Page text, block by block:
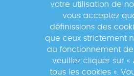
Inscrivez-vous à la
suivre les actualités du
!
votre utilisation de
vous acceptez
définissions des
que ceux strictement
au fonctionnement de
veuillez cliquer sur «
tous les cookies ».